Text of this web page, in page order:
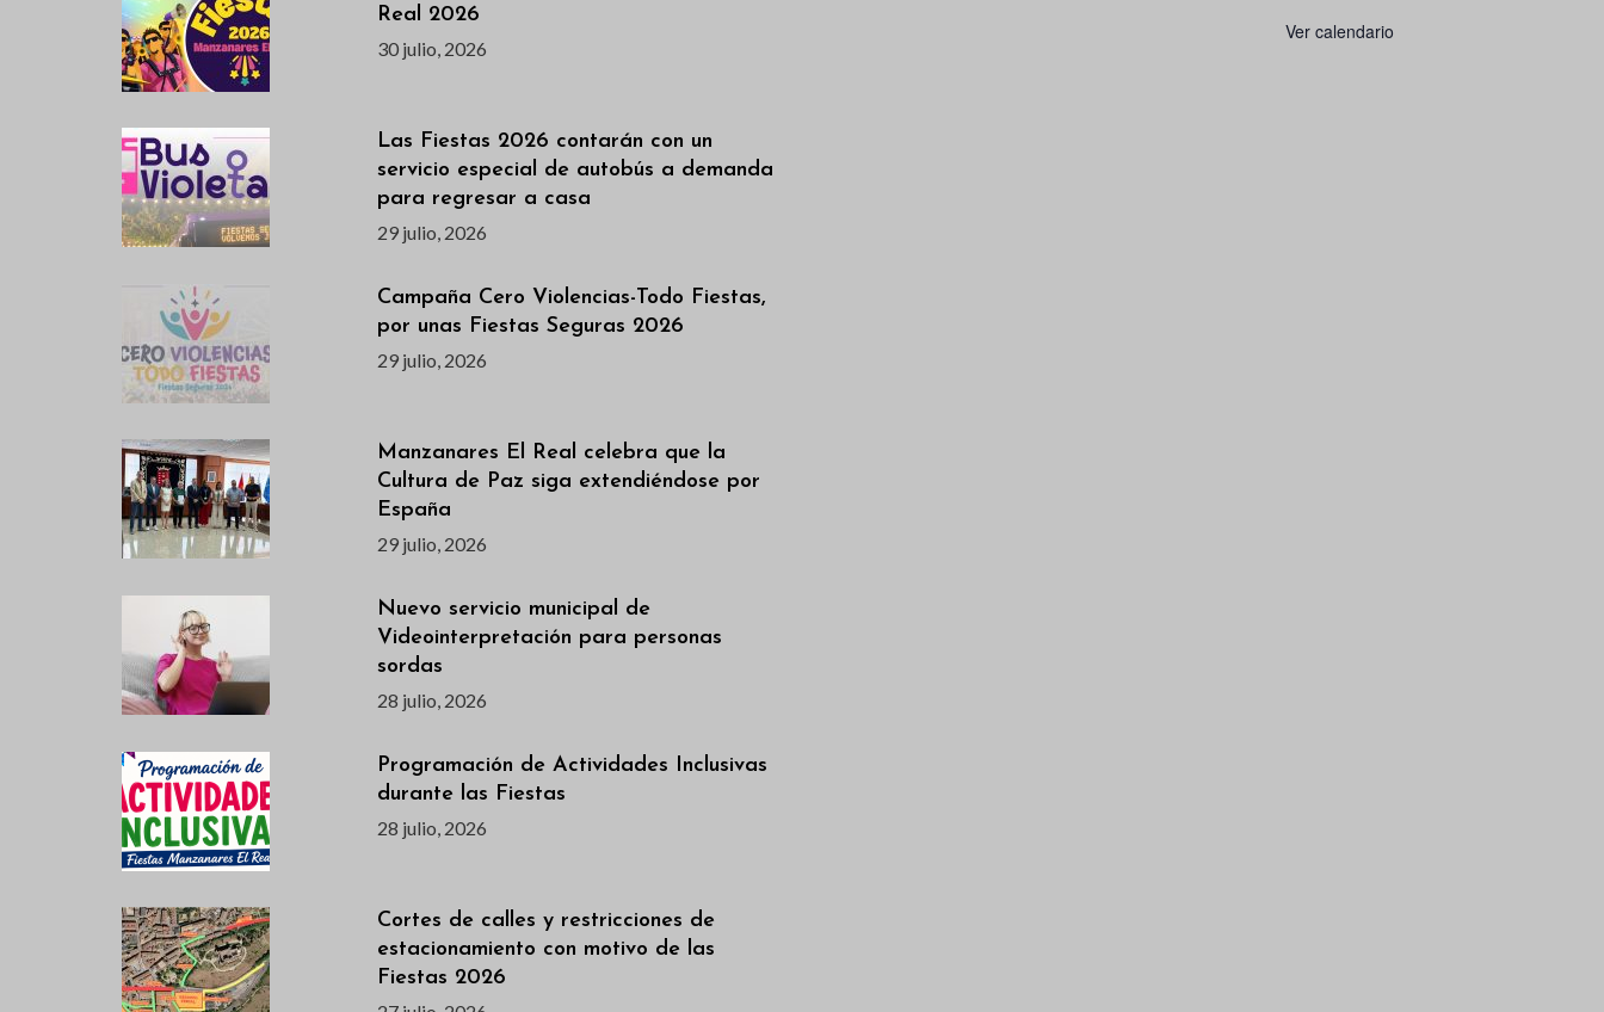
Real 2026
30 julio, 2026
Las Fiestas 2026 contarán con un
servicio especial de autobús a demanda
para regresar a casa
29 julio, 2026
Campaña Cero Violencias-Todo Fiestas,
por unas Fiestas Seguras 2026
29 julio, 2026
Manzanares El Real celebra que la
Cultura de Paz siga extendiéndose por
España
29 julio, 2026
Nuevo servicio municipal de
Videointerpretación para personas
sordas
28 julio, 2026
Programación de Actividades Inclusivas
durante las Fiestas
28 julio, 2026
Cortes de calles y restricciones de
estacionamiento con motivo de las
Fiestas 2026
Ver calendario